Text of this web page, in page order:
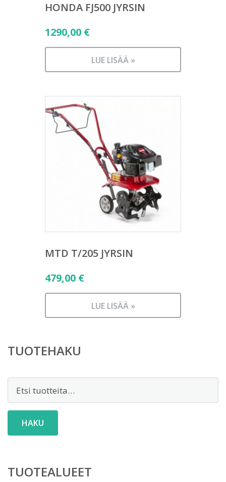
HONDA FJ500 JYRSIN
1290,00 €
LUE LISÄÄ »
MTD T/205 JYRSIN
479,00 €
LUE LISÄÄ »
TUOTEHAKU
HAKU
TUOTEALUEET